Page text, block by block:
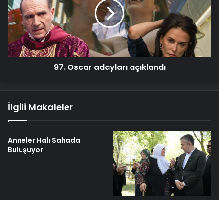
açıklandı
97. Oscar adayları açıklandı
İlgili Makaleler
Anneler Halı Sahada
Buluşuyor